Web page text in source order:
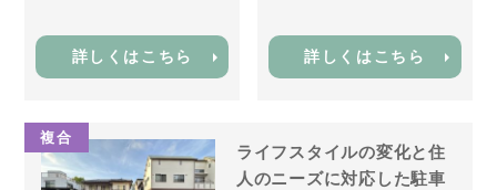
詳しくはこちら 詳しくはこちら
複合
ライフスタイルの変化と住
人のニーズに対応した駐車